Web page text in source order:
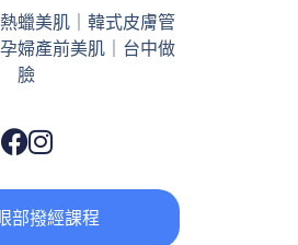
蠟美肌｜韓式皮膚管
婦產前美肌｜台中做
臉
部撥經課程